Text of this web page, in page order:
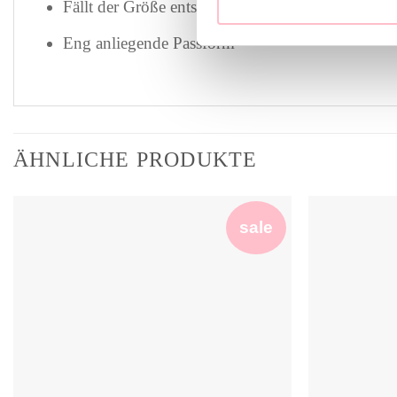
Fällt der Größe entsprechend normal aus
Eng anliegende Passform
ÄHNLICHE PRODUKTE
sale